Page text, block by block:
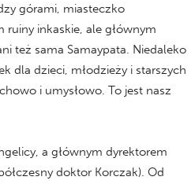
górami, miasteczko
ruiny inkaskie, ale głównym
też sama Samaypata. Niedaleko
dla dzieci, młodzieży i starszych
i umysłowo. To jest nasz
a głównym dyrektorem
doktor Korczak). Od